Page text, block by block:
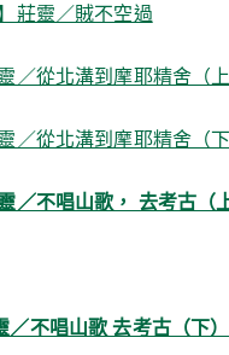
莊靈／賊不空過
／從北溝到摩耶精舍（上
／從北溝到摩耶精舍（下
／不唱山歌， 去考古（
／不唱山歌 去考古（下）